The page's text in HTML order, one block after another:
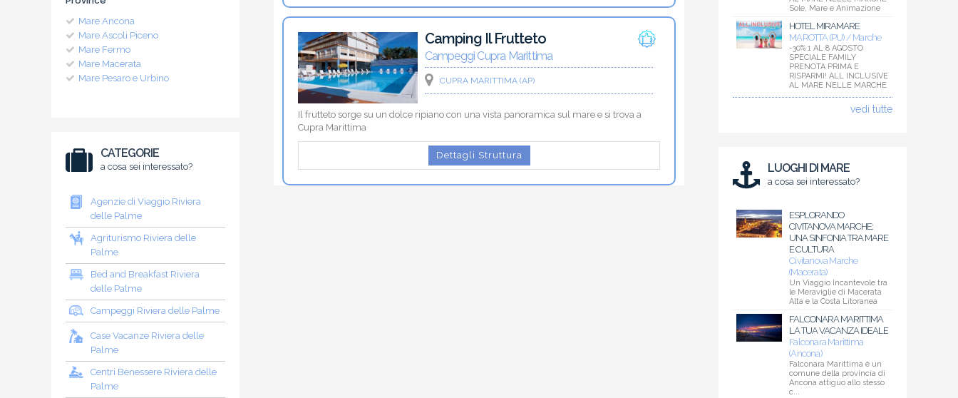
Mare Ancona
Mare Ascoli Piceno
Mare Fermo
Mare Macerata
Mare Pesaro e Urbino
CATEGORIE
a cosa sei interessato?
Agenzie di Viaggio Riviera
delle Palme
Agriturismo Riviera delle
Palme
Bed and Breakfast Riviera
delle Palme
Campeggi Riviera delle Palme
Case Vacanze Riviera delle
Palme
Centri Benessere Riviera delle
Palme
Camping Il Frutteto
Campeggi Cupra Marittima
CUPRA MARITTIMA (AP)
Il frutteto sorge su un dolce ripiano con una vista panoramica sul mare e si trova a
Cupra Marittima
Dettagli Struttura
Sole, Mare e Animazione
HOTEL MIRAMARE
MAROTTA (PU) / Marche
-30% 1 AL 8 AGOSTO
SPECIALE FAMILY
PRENOTA PRIMA E
RISPARMI! ALL INCLUSIVE
AL MARE NELLE MARCHE
vedi tutte
LUOGHI DI MARE
a cosa sei interessato?
ESPLORANDO
CIVITANOVA MARCHE:
UNA SINFONIA TRA MARE
E CULTURA
Civitanova Marche
(Macerata)
Un Viaggio Incantevole tra
le Meraviglie di Macerata
Alta e la Costa Litoranea
FALCONARA MARITTIMA
LA TUA VACANZA IDEALE
Falconara Marittima
(Ancona)
Falconara Marittima è un
comune della provincia di
Ancona attiguo allo stesso
c...